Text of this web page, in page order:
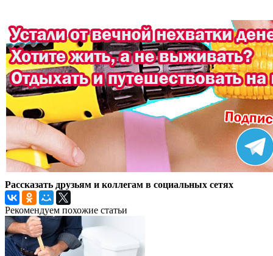
Рассказать друзьям и коллегам в социальных сетях
Рекомендуем похожие статьи